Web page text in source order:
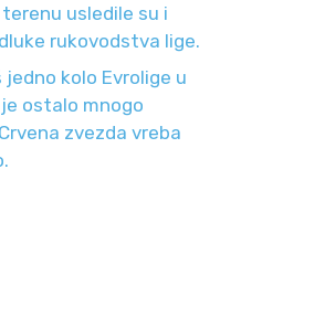
usledile su i
rukovodstva lige.
kolo Evrolige u
ostalo mnogo
zvezda vreba